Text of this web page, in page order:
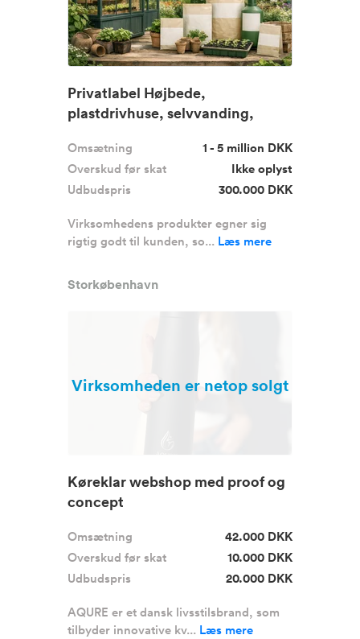
Privatlabel Højbede,
plastdrivhuse, selvvanding,
Omsætning
1 - 5 million DKK
Overskud før skat
Ikke oplyst
Udbudspris
300.000 DKK
Virksomhedens produkter egner sig
rigtig godt til kunden, so... Læs mere
Storkøbenhavn
Virksomheden er netop solgt
Køreklar webshop med proof og
concept
Omsætning
42.000 DKK
Overskud før skat
10.000 DKK
Udbudspris
20.000 DKK
AQURE er et dansk livsstilsbrand, som
tilbyder innovative kv... Læs mere